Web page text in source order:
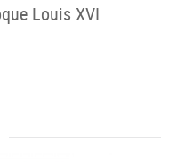
Louis XVI